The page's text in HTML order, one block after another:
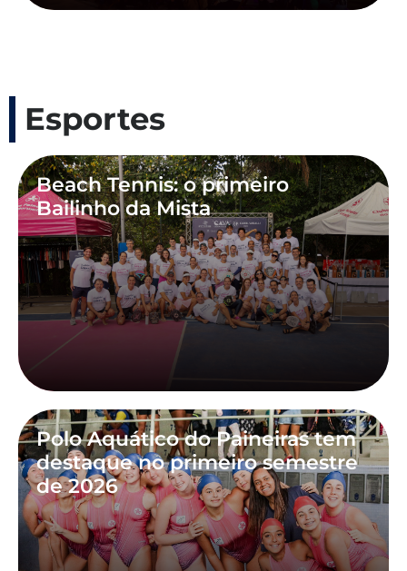
Esportes
Beach Tennis: o primeiro
Bailinho da Mista
Polo Aquático do Paineiras tem
destaque no primeiro semestre
de 2026